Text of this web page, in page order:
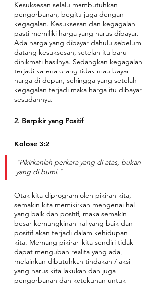
Kesuksesan selalu membutuhkan
pengorbanan, begitu juga dengan
kegagalan. Kesuksesan dan kegagalan
pasti memiliki harga yang harus dibayar.
Ada harga yang dibayar dahulu sebelum
datang kesuksesan, setelah itu baru
dinikmati hasilnya. Sedangkan kegagalan
terjadi karena orang tidak mau bayar
harga di depan, sehingga yang setelah
kegagalan terjadi maka harga itu dibayar
sesudahnya.
2. Berpikir yang Positif
Kolose 3:2
"Pikirkanlah perkara yang di atas, bukan
yang di bumi."
Otak kita diprogram oleh pikiran kita,
semakin kita memikirkan mengenai hal
yang baik dan positif, maka semakin
besar kemungkinan hal yang baik dan
positif akan terjadi dalam kehidupan
kita. Memang pikiran kita sendiri tidak
dapat mengubah realita yang ada,
melainkan dibutuhkan tindakan / aksi
yang harus kita lakukan dan juga
pengorbanan dan ketekunan untuk